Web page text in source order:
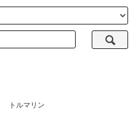
トルマリン